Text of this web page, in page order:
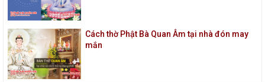
Cách thờ Phật Bà Quan Âm tại nhà đón may
mắn